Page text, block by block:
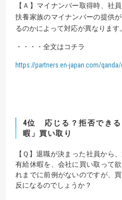
【Ａ】 マイナンバー取得時、社
扶養家族のマイナンバーの提供
るのかによって対応が異なります
・・・・全文はコチラ
https://partners.en-japan.com/
4位 応じる？拒否でき
暇」買い取り
【 Ｑ 】退職が決まった社員から
有給休暇を、会社に買い取って
れまでに前例がないのですが、
反になるのでしょうか？